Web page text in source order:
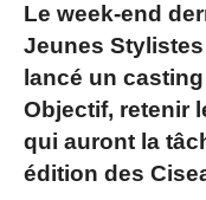
Le week-end
Jeunes Stylistes
lancé un
Objectif, retenir
qui auront la
édition des